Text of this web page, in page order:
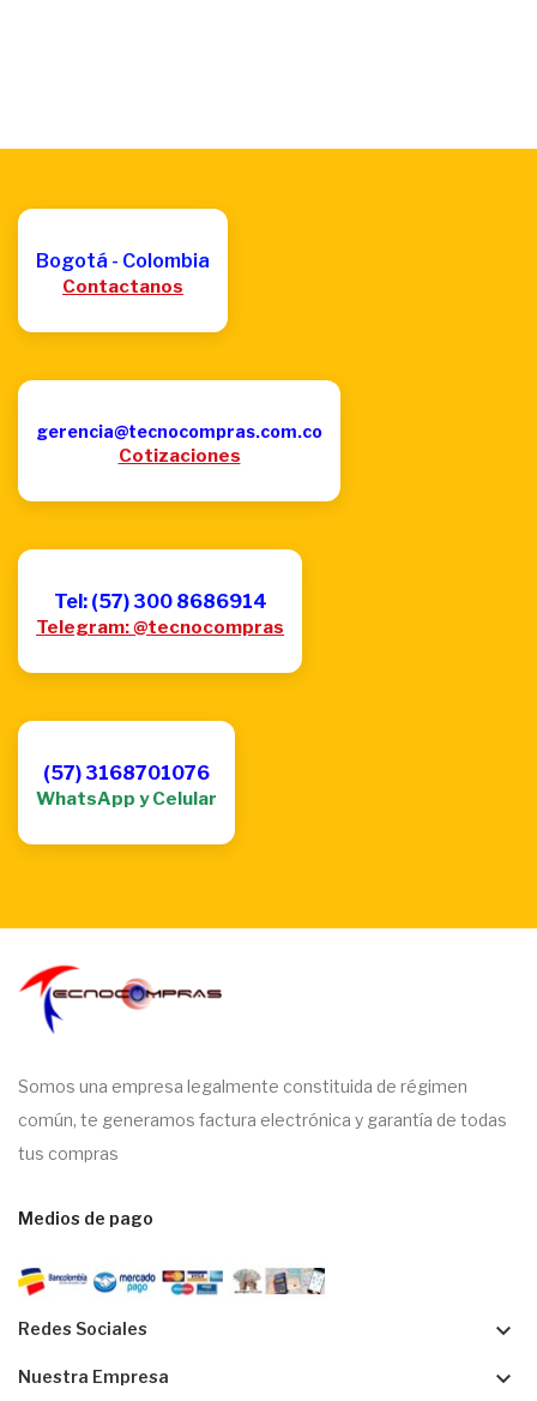
Bogotá - Colombia
Contactanos
gerencia@tecnocompras.com.co
Cotizaciones
Tel: (57) 300 8686914
Telegram: @tecnocompras
(57) 3168701076
WhatsApp y Celular
Somos una empresa legalmente constituida de régimen
común, te generamos factura electrónica y garantía de todas
tus compras
Medios de pago
Redes Sociales keyboard_arrow_down
Nuestra Empresa keyboard_arrow_down